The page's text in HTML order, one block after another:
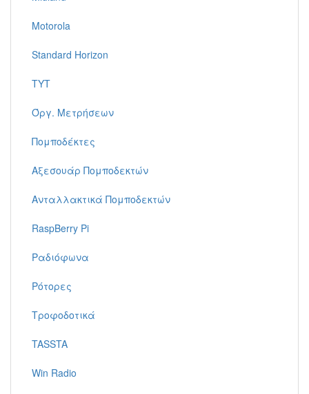
Motorola
Standard Horizon
TYT
Όργ. Μετρήσεων
Πομποδέκτες
Αξεσουάρ Πομποδεκτών
Ανταλλακτικά Πομποδεκτών
RaspBerry Pi
Ραδιόφωνα
Ρότορες
Τροφοδοτικά
TASSTA
Win Radio